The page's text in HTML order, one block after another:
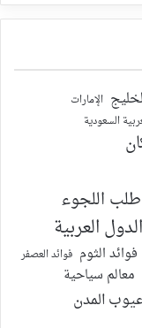
الإمارات
السعودية
طلب اللجوء
العربية
فوائد الثوم فوائد العصفر
معالم سياحية
المدن